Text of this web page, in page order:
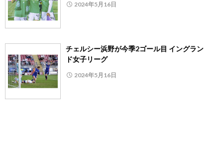
2024年5月16日
チェルシー浜野が今季2ゴール目 イングラン
ド女子リーグ
2024年5月16日